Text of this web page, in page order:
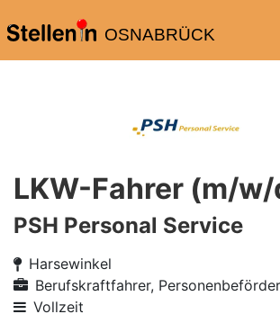
OSNABRÜCK
LKW-Fahrer (m/w/
PSH Personal Service
Harsewinkel
Berufskraftfahrer,
Vollzeit